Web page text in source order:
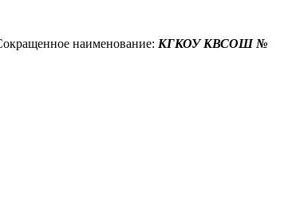
наименование: КГКОУ КВСОШ №